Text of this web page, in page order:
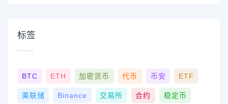
标签
BTC ETH 加密货币 代币 币安 ETF
美联储 Binance 交易所 合约 稳定币